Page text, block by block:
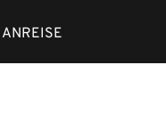
ANREISE